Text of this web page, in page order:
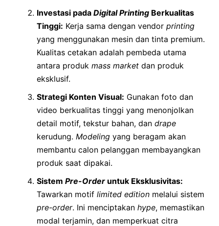
Investasi pada Digital Printing Berkualitas
Tinggi: Kerja sama dengan vendor printing
yang menggunakan mesin dan tinta premium.
Kualitas cetakan adalah pembeda utama
antara produk mass market dan produk
eksklusif.
Strategi Konten Visual: Gunakan foto dan
video berkualitas tinggi yang menonjolkan
detail motif, tekstur bahan, dan drape
kerudung. Modeling yang beragam akan
membantu calon pelanggan membayangkan
produk saat dipakai.
Sistem Pre-Order untuk Eksklusivitas:
Tawarkan motif limited edition melalui sistem
pre-order. Ini menciptakan hype, memastikan
modal terjamin, dan memperkuat citra